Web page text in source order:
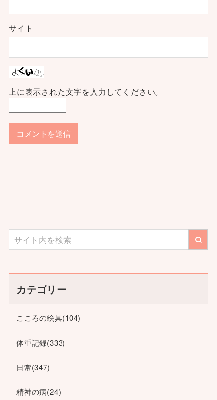
サイト
上に表示された文字を入力してください。
カテゴリー
こころの絵具(104)
体重記録(333)
日常(347)
精神の病(24)